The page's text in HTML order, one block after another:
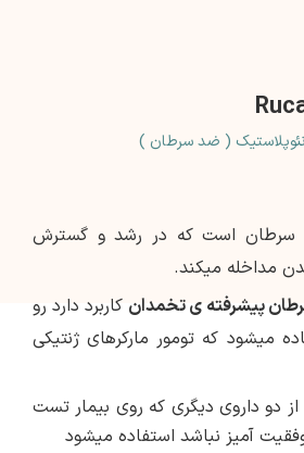
نئوپلاستیک ( ضد سرطان )
سرطان است که در رشد و گسترش
مداخله می­کند.
پیشرفته­ ی تخمدان کاربرد دارد رو
می­شود که تومور مارکرهای ژنتیکی
از دو داروی دیگری که روی بیمار تست
آمیز نباشد استفاده می­شود